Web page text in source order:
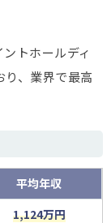
トホールディ
り、業界で最高
平均年収
1,124万円